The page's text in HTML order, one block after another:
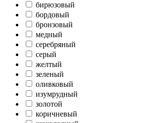
бирюзовый
бордовый
бронзовый
медный
серебряный
серый
желтый
зеленый
оливковый
изумрудный
золотой
коричневый